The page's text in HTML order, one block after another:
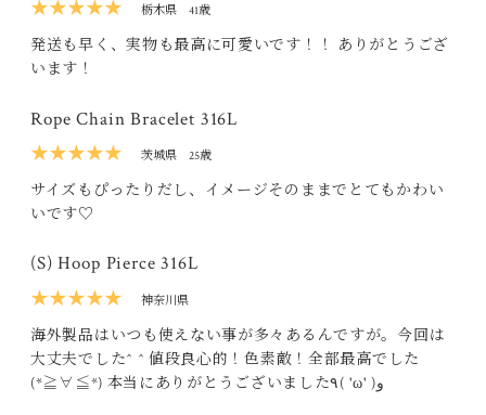
★★★★★
栃木県 41歳
発送も早く、実物も最高に可愛いです！！ ありがとうござ
います！
Rope Chain Bracelet 316L
★★★★★
茨城県 25歳
サイズもぴったりだし、イメージそのままでとてもかわい
いです♡
(S) Hoop Pierce 316L
★★★★★
神奈川県
海外製品はいつも使えない事が多々あるんですが。今回は
大丈夫でした^ ^ 値段良心的！色素敵！全部最高でした
(*≧∀≦*) 本当にありがとうございました٩( 'ω' )و